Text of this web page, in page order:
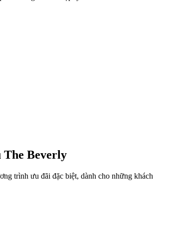
The Beverly
trình ưu đãi đặc biệt, dành cho những khách